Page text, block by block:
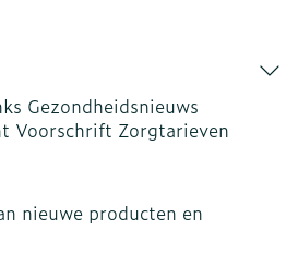
Gezondheidsnieuws
Voorschrift Zorgtarieven
nieuwe producten en